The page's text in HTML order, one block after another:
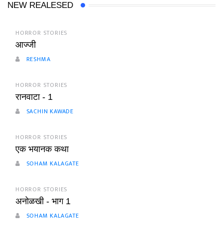
NEW REALESED
HORROR STORIES
आज्जी
RESHMA
HORROR STORIES
रानवाटा - 1
SACHIN KAWADE
HORROR STORIES
एक भयानक कथा
SOHAM KALAGATE
HORROR STORIES
अनोळखी - भाग 1
SOHAM KALAGATE